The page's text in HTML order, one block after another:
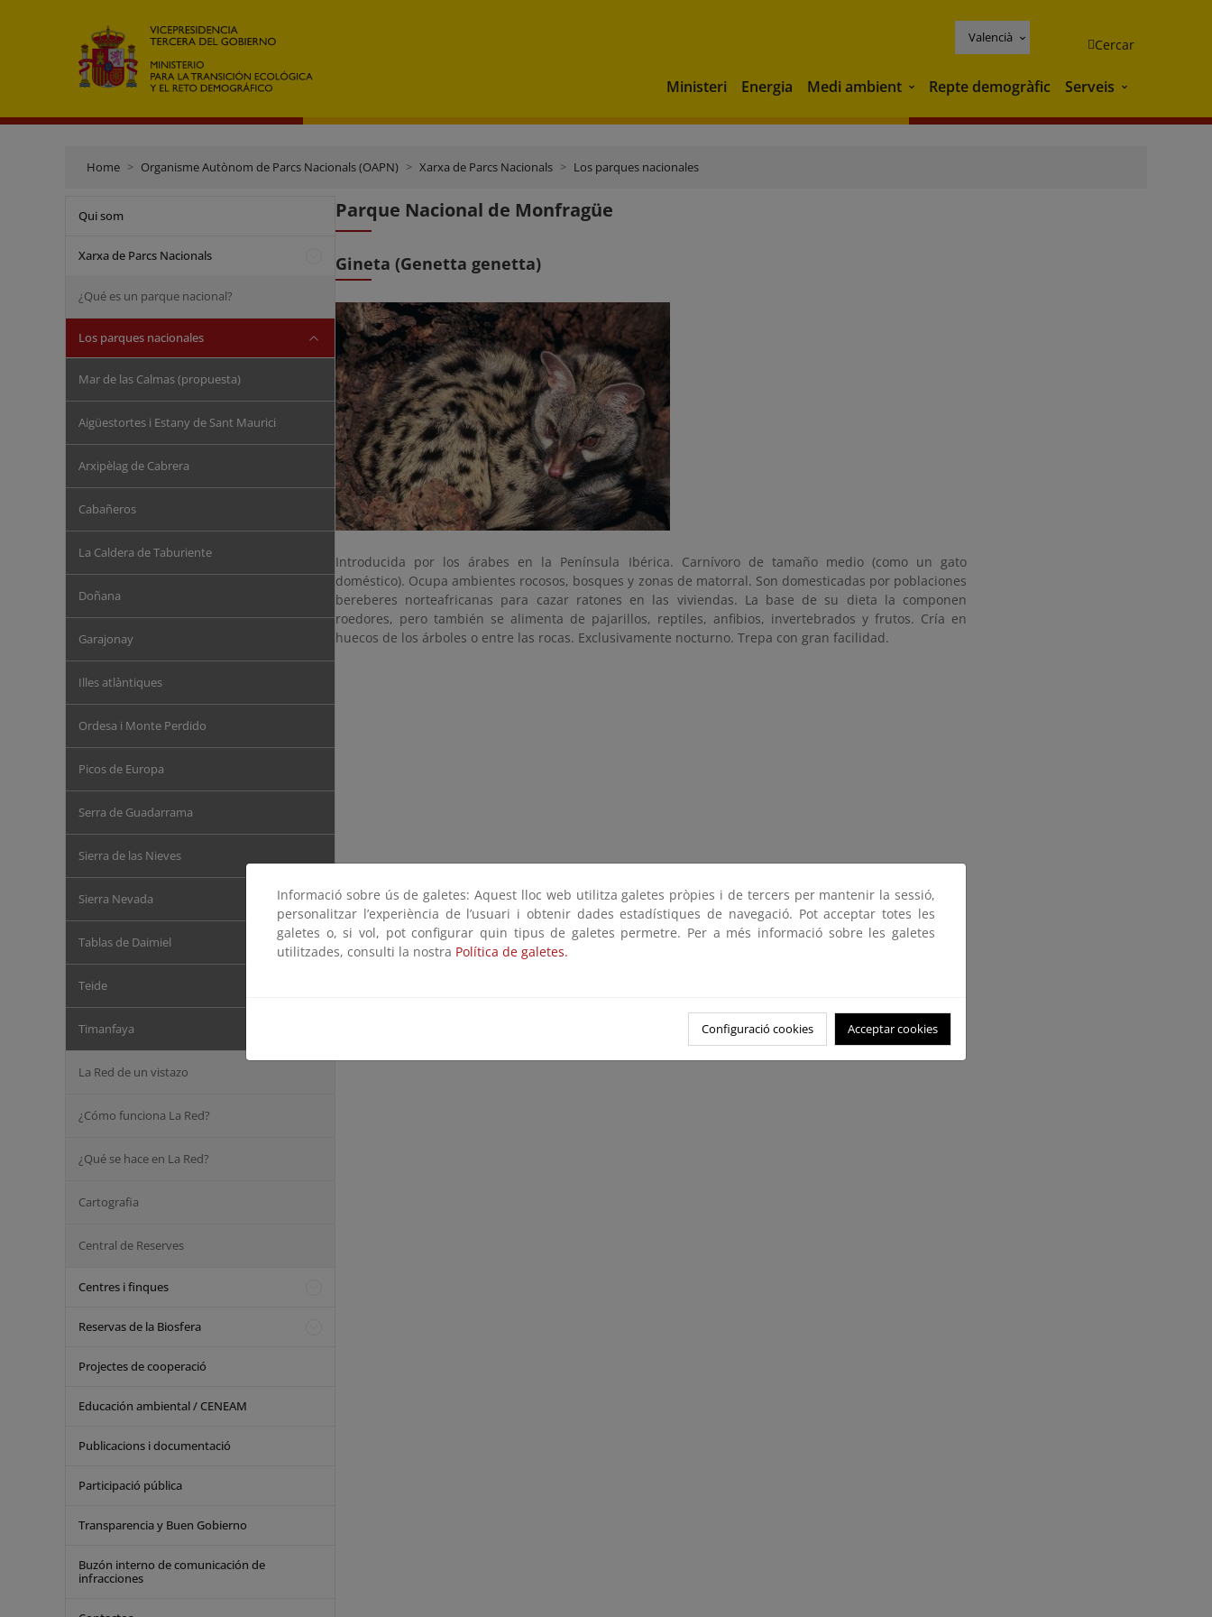
Valencià Cercar
Ministeri Energia Medi ambient Medi ambient
Repte demogràfic Serveis Serveis
Home Organisme Autònom de Parcs Nacionals (OAPN) Xarxa de Parcs Nacionals Los parques nacionales
Qui som
Xarxa de Parcs Nacionals
¿Qué es un parque nacional?
Los parques nacionales
Mar de las Calmas (propuesta)
Aigüestortes i Estany de Sant Maurici
Arxipèlag de Cabrera
Cabañeros
La Caldera de Taburiente
Doñana
Garajonay
Illes atlàntiques
Ordesa i Monte Perdido
Picos de Europa
Serra de Guadarrama
Sierra de las Nieves
Sierra Nevada
Tablas de Daimiel
Teide
Timanfaya
La Red de un vistazo
¿Cómo funciona La Red?
¿Qué se hace en La Red?
Cartografia
Central de Reserves
Centres i finques
Reservas de la Biosfera
Projectes de cooperació
Educación ambiental / CENEAM
Publicacions i documentació
Participació pública
Transparencia y Buen Gobierno
Buzón interno de comunicación de
infracciones
Parque Nacional de Monfragüe
Gineta (Genetta genetta)
Introducida por los árabes en la Península Ibérica. Carnívoro de tamaño medio (como un gato
doméstico). Ocupa ambientes rocosos, bosques y zonas de matorral. Son domesticadas por poblaciones
bereberes norteafricanas para cazar ratones en las viviendas. La base de su dieta la componen
roedores, pero también se alimenta de pajarillos, reptiles, anfibios, invertebrados y frutos. Cría en
huecos de los árboles o entre las rocas. Exclusivamente nocturno. Trepa con gran facilidad.
Informació sobre ús de galetes: Aquest lloc web utilitza galetes pròpies i de tercers per mantenir la sessió,
personalitzar l’experiència de l’usuari i obtenir dades estadístiques de navegació. Pot acceptar totes les
galetes o, si vol, pot configurar quin tipus de galetes permetre. Per a més informació sobre les galetes
utilitzades, consulti la nostra Política de galetes.
Configuració cookies Acceptar cookies